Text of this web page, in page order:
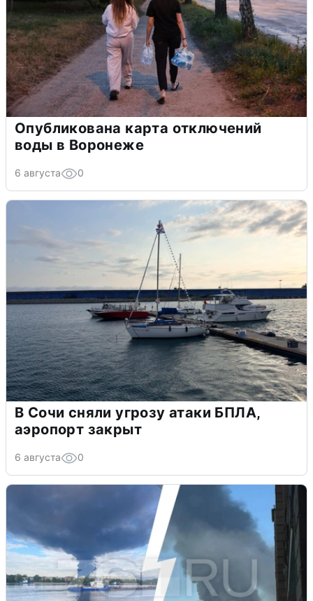
Опубликована карта отключений
воды в Воронеже
6 августа 0
В Сочи сняли угрозу атаки БПЛА,
аэропорт закрыт
6 августа 0